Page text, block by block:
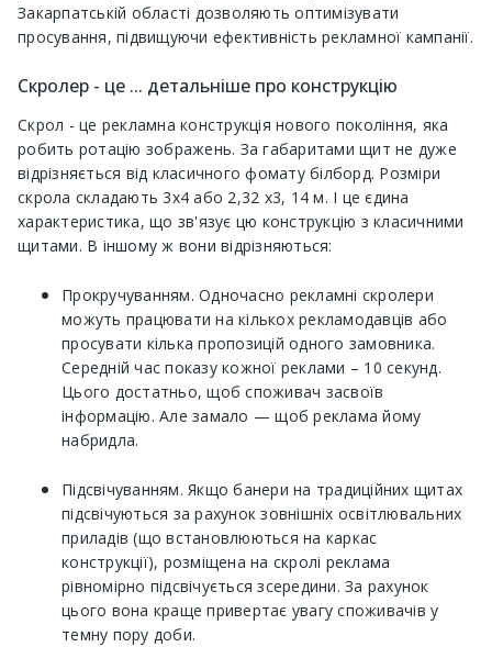
Закарпатській області дозволяють оптимізувати
просування, підвищуючи ефективність рекламної кампанії.
Скролер - це ... детальніше про конструкцію
Скрол - це рекламна конструкція нового покоління, яка
робить ротацію зображень. За габаритами щит не дуже
відрізняється від класичного фомату білборд. Розміри
скрола складають 3х4 або 2,32 х3, 14 м. І це єдина
характеристика, що зв'язує цю конструкцію з класичними
щитами. В іншому ж вони відрізняються:
Прокручуванням. Одночасно рекламні скролери
можуть працювати на кількох рекламодавців або
просувати кілька пропозицій одного замовника.
Середній час показу кожної реклами – 10 секунд.
Цього достатньо, щоб споживач засвоїв
інформацію. Але замало — щоб реклама йому
набридла.
Підсвічуванням. Якщо банери на традиційних щитах
підсвічуються за рахунок зовнішніх освітлювальних
приладів (що встановлюються на каркас
конструкції), розміщена на скролі реклама
рівномірно підсвічується зсередини. За рахунок
цього вона краще привертає увагу споживачів у
темну пору доби.